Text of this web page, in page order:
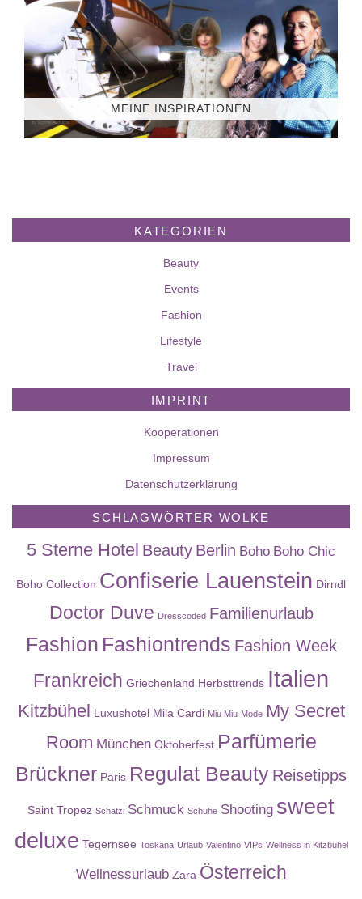
MEINE INSPIRATIONEN
KATEGORIEN
Beauty
Events
Fashion
Lifestyle
Travel
IMPRINT
Kooperationen
Impressum
Datenschutzerklärung
SCHLAGWÖRTER WOLKE
5 Sterne Hotel Beauty Berlin Boho Boho Chic
Boho Collection Confiserie Lauenstein Dirndl
Doctor Duve Dresscoded Familienurlaub
Fashion Fashiontrends Fashion Week
Frankreich Griechenland Herbsttrends Italien
Kitzbühel Luxushotel Mila Cardi Miu Miu Mode My Secret
Room München Oktoberfest Parfümerie
Brückner Paris Regulat Beauty Reisetipps
Saint Tropez Schatzi Schmuck Schuhe Shooting sweet
deluxe Tegernsee Toskana Urlaub Valentino VIPs Wellness in Kitzbühel
Wellnessurlaub Zara Österreich